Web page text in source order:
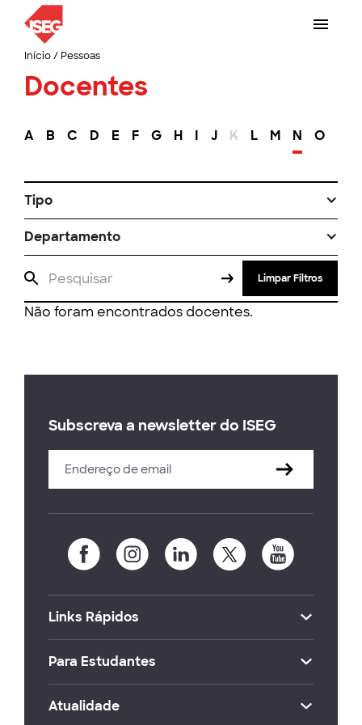
Início/ Pessoas
Docentes
A B C D E F G H I J K L M N O
Tipo
Departamento
Limpar Filtros
Não foram encontrados docentes.
Subscreva a newsletter do ISEG
Links Rápidos
Para Estudantes
Atualidade